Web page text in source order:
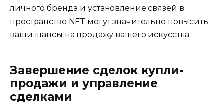
личного бренда и установление связей в
пространстве NFT могут значительно повысить
ваши шансы на продажу вашего искусства.
Завершение сделок купли-
продажи и управление
сделками